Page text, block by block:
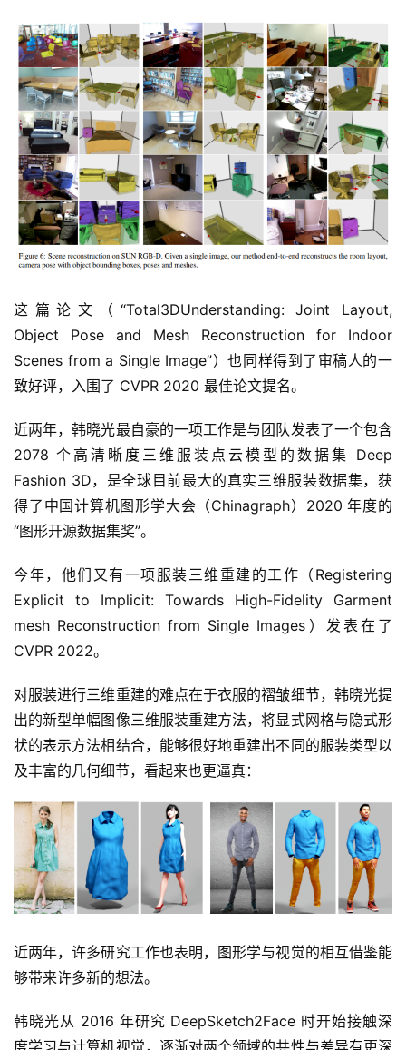
这篇论文（“Total3DUnderstanding: Joint Layout,
Object Pose and Mesh Reconstruction for Indoor
Scenes from a Single Image”）也同样得到了审稿人的一
致好评，入围了 CVPR 2020 最佳论文提名。
近两年，韩晓光最自豪的一项工作是与团队发表了一个包含
2078 个高清晰度三维服装点云模型的数据集 Deep
Fashion 3D，是全球目前最大的真实三维服装数据集，获
得了中国计算机图形学大会（Chinagraph）2020 年度的
“图形开源数据集奖”。
今年，他们又有一项服装三维重建的工作（Registering
Explicit to Implicit: Towards High-Fidelity Garment
mesh Reconstruction from Single Images）发表在了
CVPR 2022。
对服装进行三维重建的难点在于衣服的褶皱细节，韩晓光提
出的新型单幅图像三维服装重建方法，将显式网格与隐式形
状的表示方法相结合，能够很好地重建出不同的服装类型以
及丰富的几何细节，看起来也更逼真：
近两年，许多研究工作也表明，图形学与视觉的相互借鉴能
够带来许多新的想法。
韩晓光从 2016 年研究 DeepSketch2Face 时开始接触深